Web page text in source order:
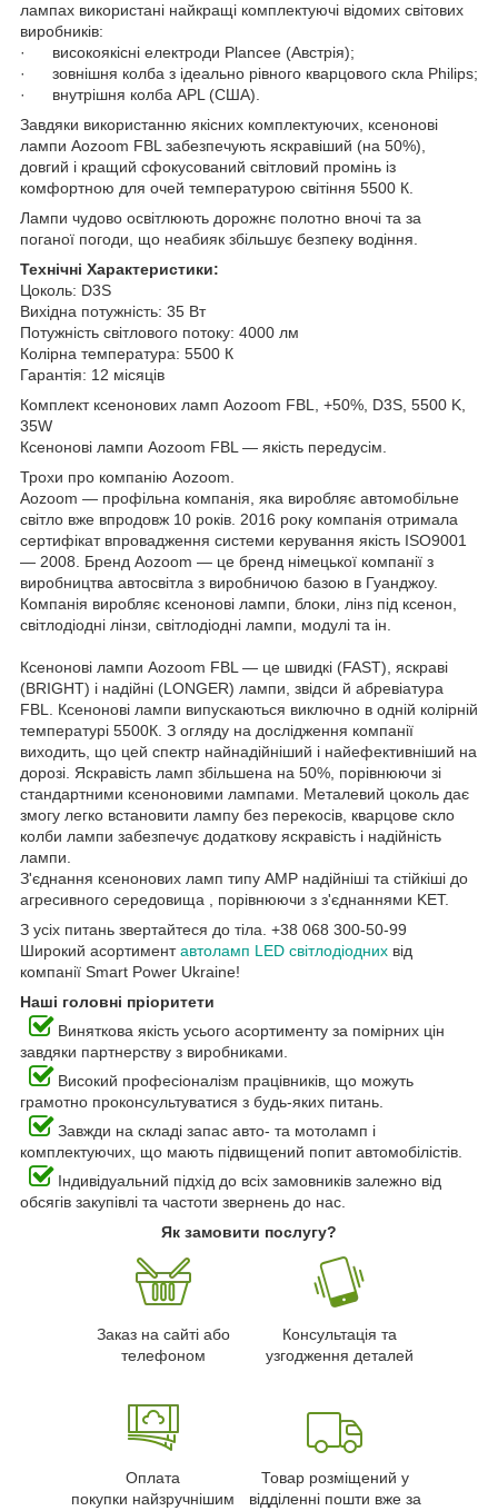
лампах використані найкращі комплектуючі відомих світових
виробників:
· високоякісні електроди Plancee (Австрія);
· зовнішня колба з ідеально рівного кварцового скла Philips;
· внутрішня колба APL (США).
Завдяки використанню якісних комплектуючих, ксенонові
лампи Aozoom FBL забезпечують яскравіший (на 50%),
довгий і кращий сфокусований світловий промінь із
комфортною для очей температурою світіння 5500 К.
Лампи чудово освітлюють дорожнє полотно вночі та за
поганої погоди, що неабияк збільшує безпеку водіння.
Технічні Характеристики:
Цоколь: D3S
Вихідна потужність: 35 Вт
Потужність світлового потоку: 4000 лм
Колірна температура: 5500 К
Гарантія: 12 місяців
Комплект ксенонових ламп Aozoom FBL, +50%, D3S, 5500 K,
35W
Ксенонові лампи Aozoom FBL — якість передусім.
Трохи про компанію Aozoom.
Aozoom — профільна компанія, яка виробляє автомобільне
світло вже впродовж 10 років. 2016 року компанія отримала
сертифікат впровадження системи керування якість ISO9001
— 2008. Бренд Aozoom — це бренд німецької компанії з
виробництва автосвітла з виробничою базою в Гуанджоу.
Компанія виробляє ксенонові лампи, блоки, лінз під ксенон,
світлодіодні лінзи, світлодіодні лампи, модулі та ін.
Ксенонові лампи Aozoom FBL — це швидкі (FAST), яскраві
(BRIGHT) і надійні (LONGER) лампи, звідси й абревіатура
FBL. Ксенонові лампи випускаються виключно в одній колірній
температурі 5500К. З огляду на дослідження компанії
виходить, що цей спектр найнадійніший і найефективніший на
дорозі. Яскравість ламп збільшена на 50%, порівнюючи зі
стандартними ксеноновими лампами. Металевий цоколь дає
змогу легко встановити лампу без перекосів, кварцове скло
колби лампи забезпечує додаткову яскравість і надійність
лампи.
З'єднання ксенонових ламп типу AMP надійніші та стійкіші до
агресивного середовища , порівнюючи з з'єднаннями KET.
З усіх питань звертайтеся до тіла. +38 068 300-50-99
Широкий асортиментавтоламп LED світлодіодних від
компанії Smart Power Ukraine!
Наші головні пріоритети
Виняткова якість усього асортименту за помірних цін
завдяки партнерству з виробниками.
Високий професіоналізм працівників, що можуть
грамотно проконсультуватися з будь-яких питань.
Завжди на складі запас авто- та мотоламп і
комплектуючих, що мають підвищений попит автомобілістів.
Індивідуальний підхід до всіх замовників залежно від
обсягів закупівлі та частоти звернень до нас.
Як замовити послугу?
Заказ на сайті або
телефоном
Консультація та
узгодження деталей
Оплата
покупки найзручнішим
Товар розміщений у
відділенні пошти вже за